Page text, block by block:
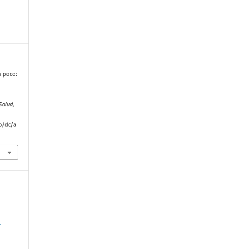
poco:
,
dc/a